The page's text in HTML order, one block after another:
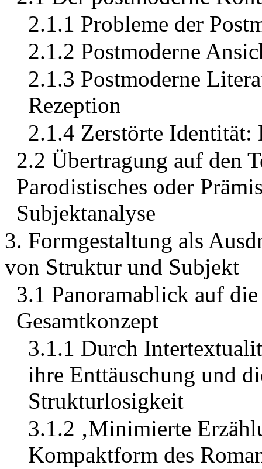
2.1.1 Probleme der
2.1.2 Postmoderne
2.1.3 Postmoderne
Rezeption
2.1.4 Zerstörte Identität:
2.2 Übertragung auf den
Parodistisches oder
Subjektanalyse
3. Formgestaltung als
von Struktur und Subjekt
3.1 Panoramablick auf
Gesamtkonzept
3.1.1 Durch
ihre Enttäuschung und
Strukturlosigkeit
3.1.2 ‚Minimierte
Kompaktform des